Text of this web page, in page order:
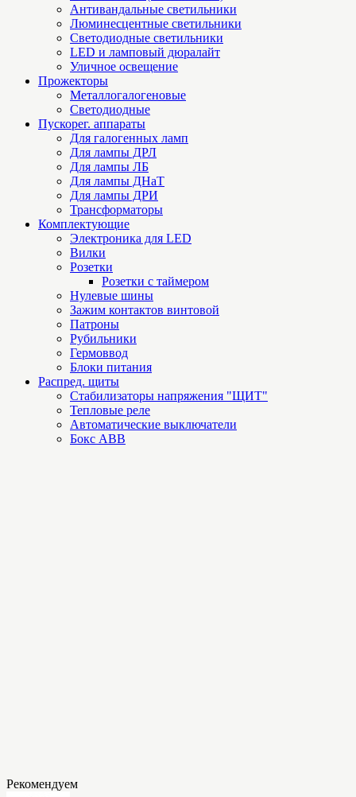
Антивандальные светильники
Люминесцентные светильники
Cветодиодные светильники
LED и ламповый дюралайт
Уличное освещение
Прожекторы
Металлогалогеновые
Светодиодные
Пускорег. аппараты
Для галогенных ламп
Для лампы ДРЛ
Для лампы ЛБ
Для лампы ДНаТ
Для лампы ДРИ
Трансформаторы
Комплектующие
Электроника для LED
Вилки
Розетки
Розетки с таймером
Нулевые шины
Зажим контактов винтовой
Патроны
Рубильники
Гермоввод
Блоки питания
Распред. щиты
Стабилизаторы напряжения "ЩИТ"
Тепловые реле
Автоматические выключатели
Бокс ABB
Рекомендуем